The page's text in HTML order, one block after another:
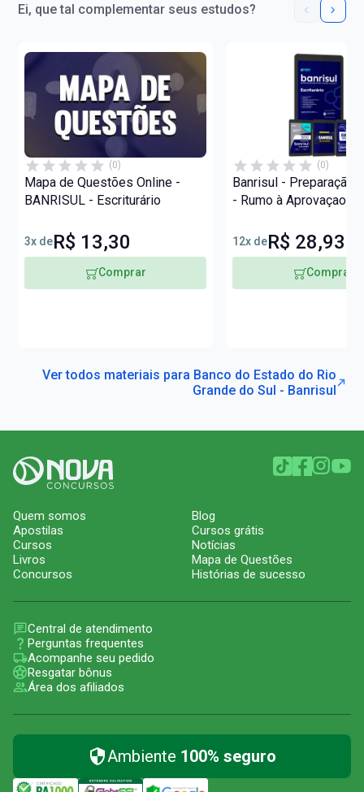
Ei, que tal complementar seus estudos?
(0)
Mapa de Questões Online -
BANRISUL - Escriturário
3x deR$ 13,30
Comprar
(0)
Banrisul - Preparação
- Rumo à Aprovaçao!
12x deR$ 28,93
Comprar
Ver todos materiais para Banco do Estado do Rio
Grande do Sul - Banrisul
Quem somos
Apostilas
Cursos
Livros
Concursos
Blog
Cursos grátis
Notícias
Mapa de Questões
Histórias de sucesso
Central de atendimento
Perguntas frequentes
Acompanhe seu pedido
Resgatar bônus
Área dos afiliados
Ambiente 100% seguro